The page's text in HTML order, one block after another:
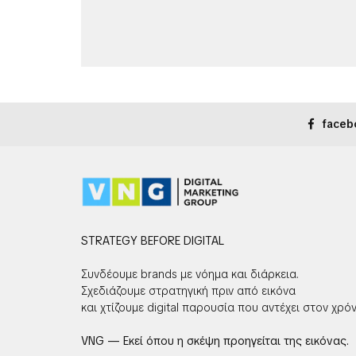
STRATEGY BEFORE DIGITAL
Συνδέουμε brands με νόημα και διάρκεια.
Σχεδιάζουμε στρατηγική πριν από εικόνα
και χτίζουμε digital παρουσία που αντέχει στον
VNG — Εκεί όπου η σκέψη προηγείται της εικόνας.